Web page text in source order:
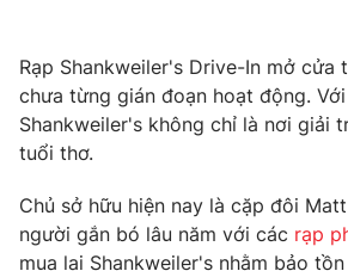
Câu chuyện quốc tế
Tài chính
Thị trường
Góc doanh nghiệp
Dữ liệu và đời sống
Truyền hình
Phim VTV
Hậu trường
Giải trí
Điện ảnh
Rạp Shankweiler's Drive-In mở cửa
chưa từng gián đoạn hoạt động.
Shankweiler's không chỉ là nơi giải
tuổi thơ.
Chủ sở hữu hiện nay là cặp đôi
người gắn bó lâu năm với các rạp
mua lại Shankweiler's nhằm bảo